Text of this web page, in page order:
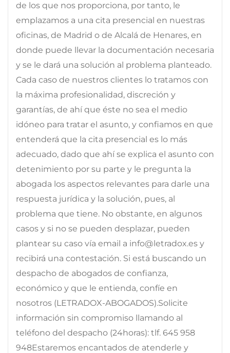
de los que nos proporciona, por tanto, le
emplazamos a una cita presencial en nuestras
oficinas, de Madrid o de Alcalá de Henares, en
donde puede llevar la documentación necesaria
y se le dará una solución al problema planteado.
Cada caso de nuestros clientes lo tratamos con
la máxima profesionalidad, discreción y
garantías, de ahí que éste no sea el medio
idóneo para tratar el asunto, y confiamos en que
entenderá que la cita presencial es lo más
adecuado, dado que ahí se explica el asunto con
detenimiento por su parte y le pregunta la
abogada los aspectos relevantes para darle una
respuesta jurídica y la solución, pues, al
problema que tiene. No obstante, en algunos
casos y si no se pueden desplazar, pueden
plantear su caso vía email a info@letradox.es y
recibirá una contestación. Si está buscando un
despacho de abogados de confianza,
económico y que le entienda, confíe en
nosotros (LETRADOX-ABOGADOS).Solicite
información sin compromiso llamando al
teléfono del despacho (24horas): tlf. 645 958
948Estaremos encantados de atenderle y